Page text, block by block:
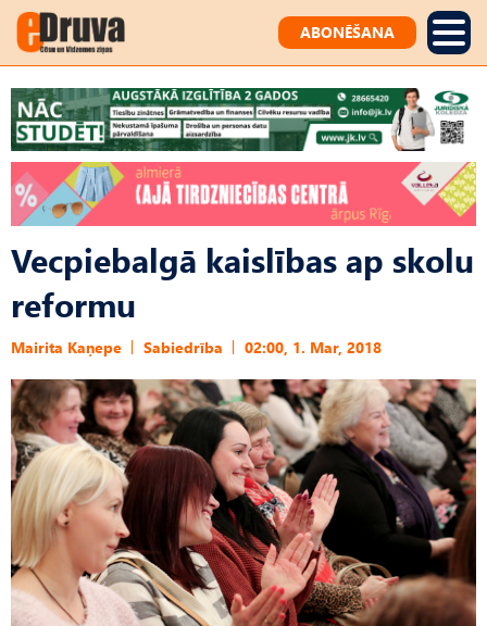
ABONĒŠANA
Vecpiebalgā kaislības ap skolu
reformu
Mairita Kaņepe Sabiedrība 02:00, 1. Mar, 2018